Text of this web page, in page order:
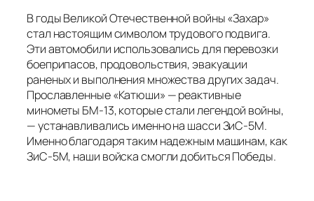
В годы Великой Отечественной войны «Захар»
стал настоящим символом трудового подвига.
Эти автомобили использовались для перевозки
боеприпасов, продовольствия, эвакуации
раненых и выполнения множества других задач.
Прославленные «Катюши» — реактивные
минометы БМ-13, которые стали легендой войны,
— устанавливались именно на шасси ЗиС-5М.
Именно благодаря таким надежным машинам, как
ЗиС-5М, наши войска смогли добиться Победы.